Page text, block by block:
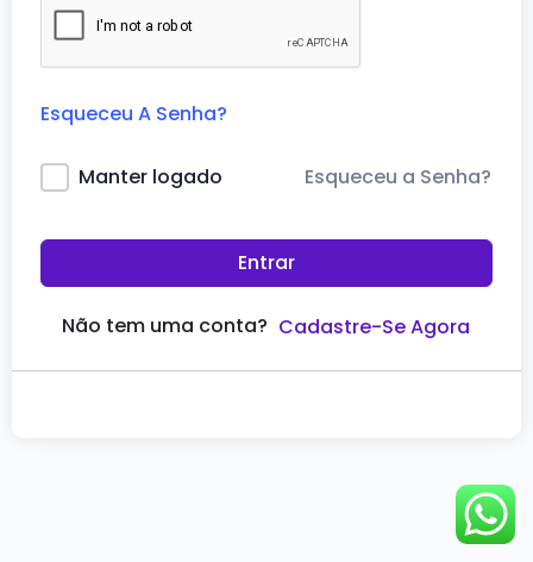
Esqueceu A Senha?
Manter logado Esqueceu a Senha?
Entrar
Não tem uma conta? Cadastre-Se Agora